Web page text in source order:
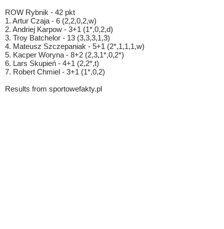
ROW Rybnik - 42 pkt
1. Artur Czaja - 6 (2,2,0,2,w)
2. Andriej Karpow - 3+1 (1*,0,2,d)
3. Troy Batchelor - 13 (3,3,3,1,3)
4. Mateusz Szczepaniak - 5+1 (2*,1,1,1,w)
5. Kacper Woryna - 8+2 (2,3,1*,0,2*)
6. Lars Skupień - 4+1 (2,2*,t)
7. Robert Chmiel - 3+1 (1*,0,2)
Results from sportowefakty.pl